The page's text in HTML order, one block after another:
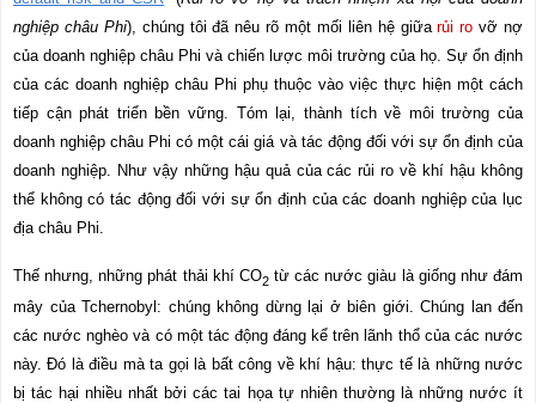
nghiệp châu Phi), chúng tôi đã nêu rõ một mối liên hệ giữarủi ro vỡ nợ
của doanh nghiệp châu Phi và chiến lược môi trường của họ. Sự ổn định
của các doanh nghiệp châu Phi phụ thuộc vào việc thực hiện một cách
tiếp cận phát triển bền vững. Tóm lại, thành tích về môi trường của
doanh nghiệp châu Phi có một cái giá và tác động đối với sự ổn định của
doanh nghiệp. Như vậy những hậu quả của các rủi ro về khí hậu không
thể không có tác động đối với sự ổn định của các doanh nghiệp của lục
địa châu Phi.
Thế nhưng, những phát thải khí CO2từ các nước giàu là giống như đám
mây của Tchernobyl: chúng không dừng lại ở biên giới. Chúng lan đến
các nước nghèo và có một tác động đáng kể trên lãnh thổ của các nước
này. Đó là điều mà ta gọi là bất công về khí hậu: thực tế là những nước
bị tác hại nhiều nhất bởi các tai họa tự nhiên thường là những nước ít